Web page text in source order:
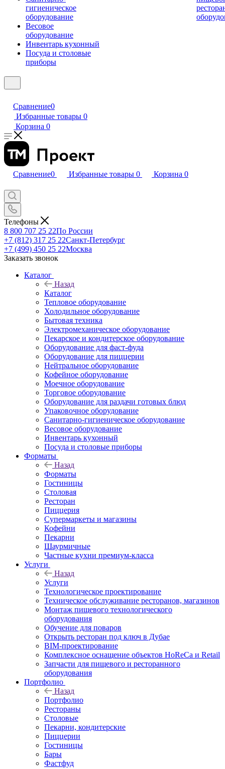
гигиеническое
оборудование
Весовое
оборудование
Инвентарь кухонный
Посуда и столовые
приборы
Сравнение0
Избранные товары 0
Корзина 0
Сравнение0 Избранные товары 0 Корзина 0
Телефоны
8 800 707 25 22По России
+7 (812) 317 25 22Санкт-Петербург
+7 (499) 450 25 22Москва
Заказать звонок
Каталог
Назад
Каталог
Тепловое оборудование
Холодильное оборудование
Бытовая техника
Электромеханическое оборудование
Пекарское и кондитерское оборудование
Оборудование для фаст-фуда
Оборудование для пиццерии
Нейтральное оборудование
Кофейное оборудование
Моечное оборудование
Торговое оборудование
Оборудование для раздачи готовых блюд
Упаковочное оборудование
Санитарно-гигиеническое оборудование
Весовое оборудование
Инвентарь кухонный
Посуда и столовые приборы
Форматы
Назад
Форматы
Гостиницы
Столовая
Ресторан
Пиццерия
Супермаркеты и магазины
Кофейни
Пекарни
Шаурмичные
Частные кухни премиум-класса
Услуги
Назад
Услуги
Технологическое проектирование
Техническое обслуживание ресторанов, магазинов
Монтаж пищевого технологического
оборудования
Обучение для поваров
Открыть ресторан под ключ в Дубае
BIM-проектирование
Комплексное оснащение объектов HoReCa и Retail
Запчасти для пищевого и ресторанного
оборудования
Портфолио
Назад
Портфолио
Рестораны
Столовые
Пекарни, кондитерские
Пиццерии
Гостиницы
Бары
Фастфуд